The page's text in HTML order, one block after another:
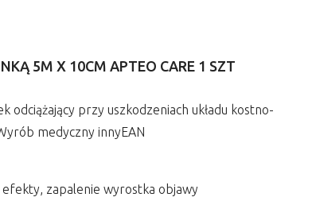
5M X 10CM APTEO CARE 1 SZT
przy uszkodzeniach układu kostno-
medyczny innyEAN
zapalenie wyrostka objawy